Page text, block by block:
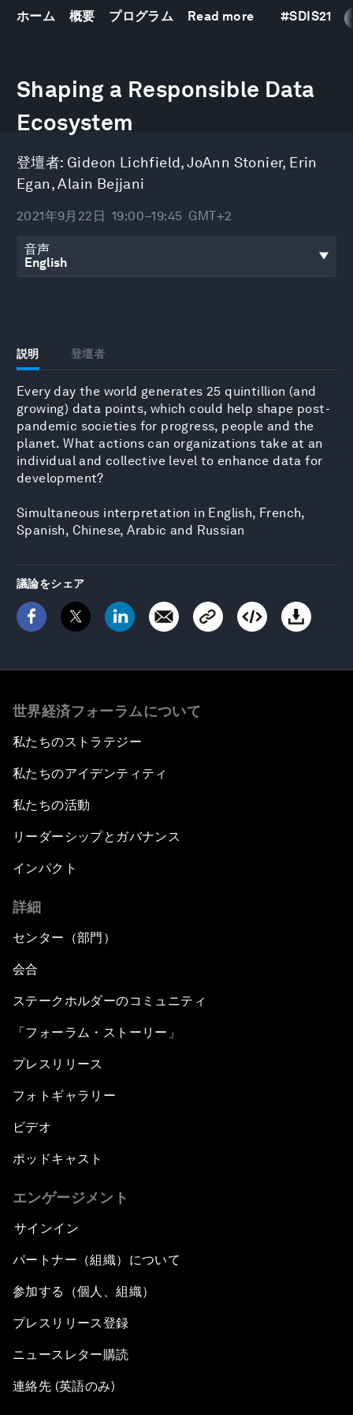
ホーム 概要 プログラム Read more #SDIS21
Shaping a Responsible Data
Ecosystem
登壇者: Gideon Lichfield,JoAnn Stonier, Erin
Egan,Alain Bejjani
2021年9月22日 19:00–19:45 GMT+2
音声
説明 登壇者
Every day the world generates 25 quintillion (and
growing) data points, which could help shape post-
pandemic societies for progress, people and the
planet. What actions can organizations take at an
individual and collective level to enhance data for
development?
Simultaneous interpretation in English, French,
Spanish, Chinese, Arabic and Russian
議論をシェア
of
minutes,
46
世界経済フォーラムについて
私たちのストラテジー
私たちのアイデンティティ
私たちの活動
リーダーシップとガバナンス
インパクト
詳細
センター（部門）
会合
ステークホルダーのコミュニティ
「フォーラム・ストーリー」
プレスリリース
フォトギャラリー
ビデオ
ポッドキャスト
エンゲージメント
サインイン
パートナー（組織）について
参加する（個人、組織）
プレスリリース登録
ニュースレター購読
連絡先 (英語のみ)